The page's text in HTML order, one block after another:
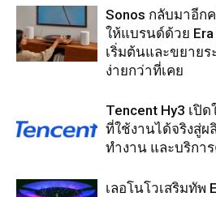
Sonos กลับมาอีก
ให้แบรนด์ด้วย
เริ่มต้นและขยายร
ง่ายกว่าที่เคย
Tencent Hy3 เปิ
ที่ใช้งานได้จริงสู่
ทำงาน และบริกา
เลอโนโวเสริมทัพ